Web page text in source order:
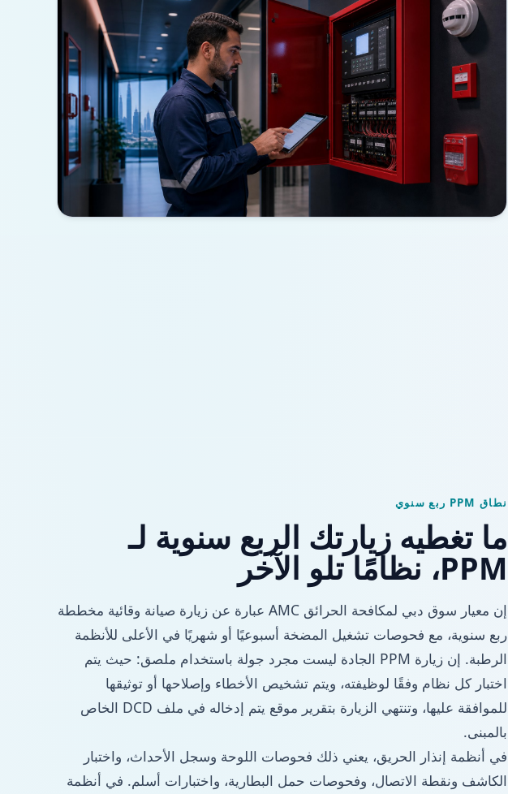
نطاق PPM ربع سنوي
ما تغطيه زيارتك الربع سنوية لـ
PPM، نظامًا تلو الآخر
إن معيار سوق دبي لمكافحة الحرائق AMC عبارة عن زيارة صيانة وقائية مخططة
ربع سنوية، مع فحوصات تشغيل المضخة أسبوعيًا أو شهريًا في الأعلى للأنظمة
الرطبة. إن زيارة PPM الجادة ليست مجرد جولة باستخدام ملصق: حيث يتم
اختبار كل نظام وفقًا لوظيفته، ويتم تشخيص الأخطاء وإصلاحها أو توثيقها
للموافقة عليها، وتنتهي الزيارة بتقرير موقع يتم إدخاله في ملف DCD الخاص
بالمبنى.
في أنظمة إنذار الحريق، يعني ذلك فحوصات اللوحة وسجل الأحداث، واختبار
الكاشف ونقطة الاتصال، وفحوصات حمل البطارية، واختبارات أسلم. في أنظمة